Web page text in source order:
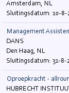
Amsterdam, NL
10-8-
Management
DANS
Den Haag, NL
31-8-
Oproepkracht -
HUBRECHT